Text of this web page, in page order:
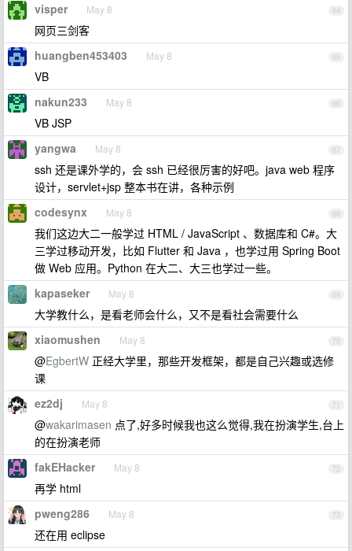
64
visper May 8
网页三剑客
65
huangben453403 May 8
VB
66
nakun233 May 8
VB JSP
67
yangwa May 8
ssh 还是课外学的，会 ssh 已经很厉害的好吧。java web 程序
设计，servlet+jsp 整本书在讲，各种示例
68
codesynx May 8
我们这边大二一般学过 HTML / JavaScript 、数据库和 C#。大
三学过移动开发，比如 Flutter 和 Java ，也学过用 Spring Boot
做 Web 应用。Python 在大二、大三也学过一些。
69
kapaseker May 8
大学教什么，是看老师会什么，又不是看社会需要什么
70
xiaomushen May 8
@EgbertW 正经大学里，那些开发框架，都是自己兴趣或选修
课
71
ez2dj May 8
@wakarimasen 点了,好多时候我也这么觉得,我在扮演学生,台上
的在扮演老师
72
fakEHacker May 8
再学 html
73
pweng286 May 8
还在用 eclipse